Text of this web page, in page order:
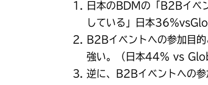
日本のBDMの「B2Bイベ
している」日本36％
B2Bイベントへの参加目
強い。（日本44％ vs
逆に、B2Bイベントへの参